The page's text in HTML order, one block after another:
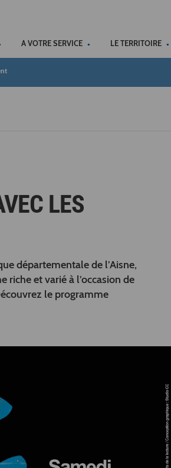
A VOTRE SERVICE LE TERRITOIRE
LES
départementale de l’Aisne,
et varié à l’occasion de
le programme